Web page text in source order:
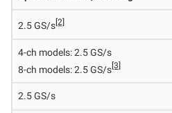
2.5 GS/s[2]
4-ch models: 2.5 GS/s
8-ch models: 2.5 GS/s[3]
2.5 GS/s